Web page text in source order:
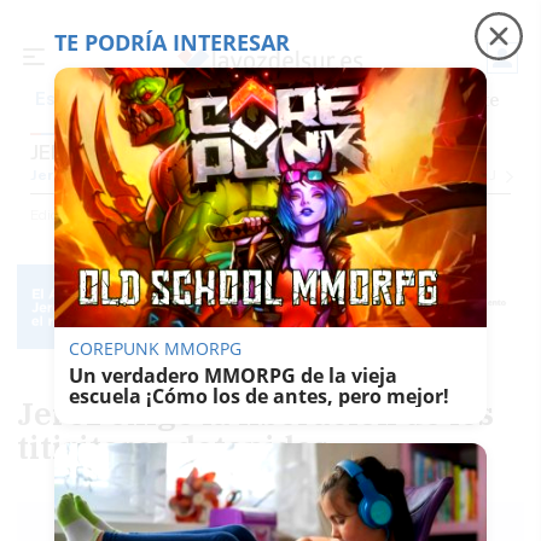
Es noticia Precio luz Padre Coraje Fábrica de botellas
JEREZ
JerezProvincia CádizCádizSevillaMálagaHuelvaGranadaCórdoba
Ediciones Jerez
Jerez exige la liberación de los
titiriteros detenidos
TE PODRÍA INTERESAR
COREPUNK MMORPG
Un verdadero MMORPG de la vieja
escuela ¡Cómo los de antes, pero mejor!